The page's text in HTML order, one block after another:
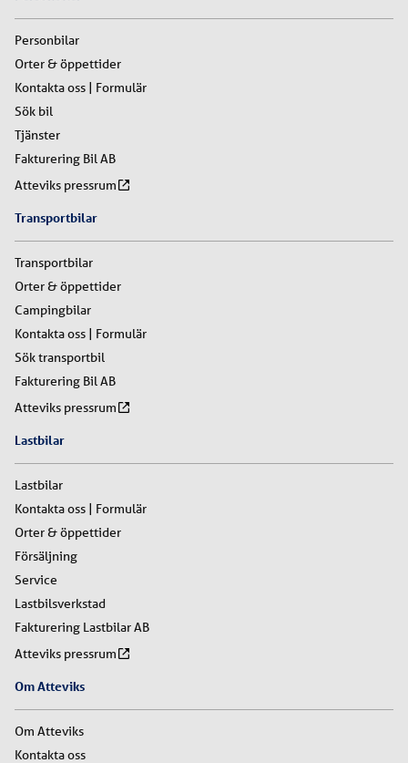
Personbilar
Orter & öppettider
Kontakta oss | Formulär
Sök bil
Tjänster
Fakturering Bil AB
Atteviks pressrum
Transportbilar
Transportbilar
Orter & öppettider
Campingbilar
Kontakta oss | Formulär
Sök transportbil
Fakturering Bil AB
Atteviks pressrum
Lastbilar
Lastbilar
Kontakta oss | Formulär
Orter & öppettider
Försäljning
Service
Lastbilsverkstad
Fakturering Lastbilar AB
Atteviks pressrum
Om Atteviks
Om Atteviks
Kontakta oss